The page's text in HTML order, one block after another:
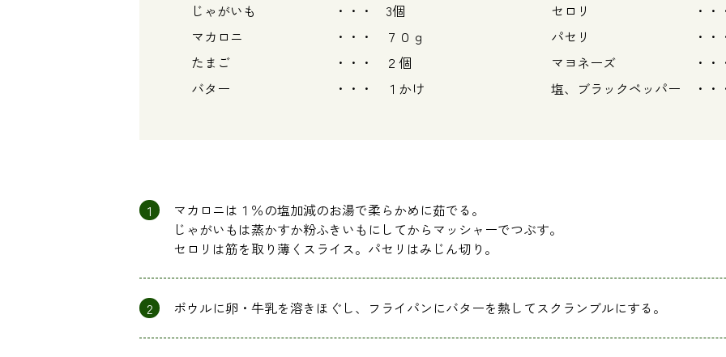
じゃがいも ・・・ 3個
マカロニ ・・・ ７０ｇ
たまご ・・・ ２個
バター ・・・ １かけ
セロリ ・・・
パセリ ・・・
マヨネーズ ・・
塩、ブラックペッパー ・
1
マカロニは１％の塩加減のお湯で柔らかめに茹でる。
じゃがいもは蒸かすか粉ふきいもにしてからマッシャーでつぶす。
セロリは筋を取り薄くスライス。パセリはみじん切り。
2 ボウルに卵・牛乳を溶きほぐし、フライパンにバターを熱してスクランブルにする。